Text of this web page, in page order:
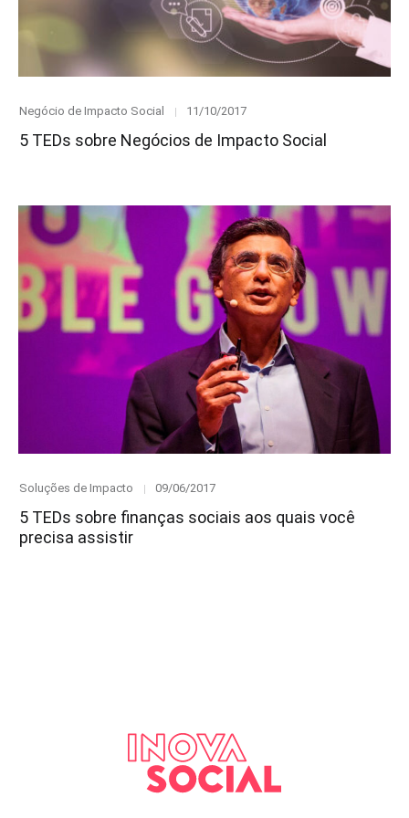
Category
Negócio de Impacto Social
Posted
11/10/2017
5 TEDs sobre Negócios de Impacto Social
Category
Soluções de Impacto
Posted
09/06/2017
5 TEDs sobre finanças sociais aos quais você
precisa assistir